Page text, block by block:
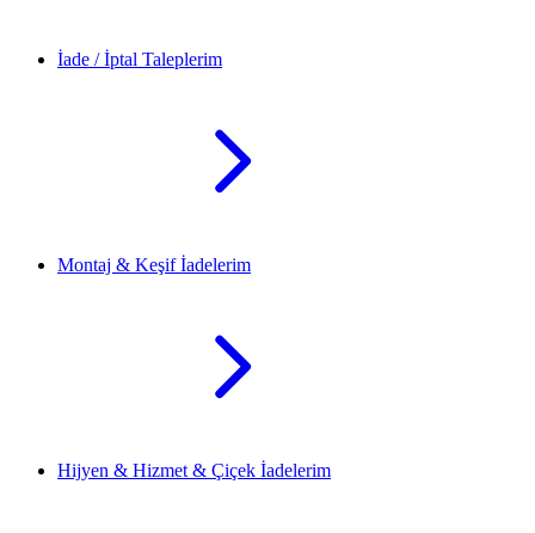
İade / İptal Taleplerim
Montaj & Keşif İadelerim
Hijyen & Hizmet & Çiçek İadelerim